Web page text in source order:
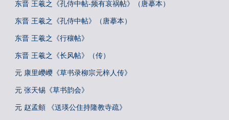
东晋 王羲之《孔侍中帖-频有哀祸帖》（唐摹本）
东晋 王羲之《孔侍中帖》（唐摹本）
东晋 王羲之《行穰帖》
东晋 王羲之《长风帖》（传）
元 康里巎巎《草书录柳宗元梓人传》
元 张天锡《草书韵会》
元 赵孟頫 《送瑛公住持隆教寺疏》